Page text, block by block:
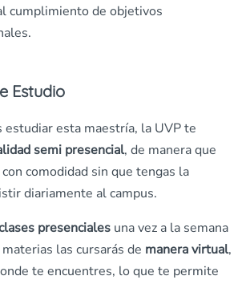
cumplimiento de objetivos
Estudio
estudiar esta maestría, la UVP te
semi presencial, de manera que
comodidad sin que tengas la
diariamente al campus.
presenciales una vez a la semana
las cursarás de manera virtual,
te encuentres, lo que te permite